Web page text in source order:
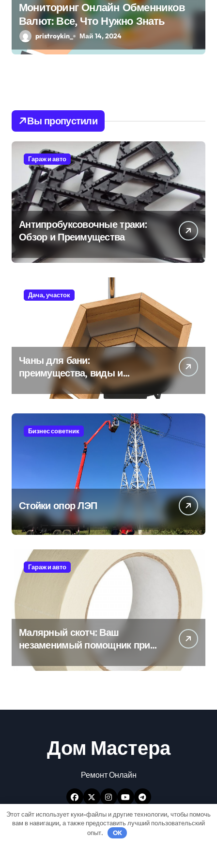
Мониторинг Онлайн Обменников
Валют: Все, Что Нужно Знать
pristroykin_ Май 14, 2024
Вы пропустили
Гараж и авто
Антипробуксовочные траки:
Обзор и Преимущества
Дача, участок
Чаны для бани:
преимущества, виды и
особенности использования
Бизнес советник
Стойки опор ЛЭП
Гараж и авто
Малярный скотч: Ваш
незаменимый помощник при
Дом Мастера
Ремонт Онлайн
Этот сайт использует куки-файлы и другие технологии, чтобы помочь
вам в навигации, а также предоставить лучший пользовательский
опыт.
OK